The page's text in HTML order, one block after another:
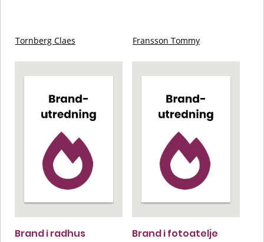
Tornberg Claes Fransson Tommy
Brand i radhus Brand i fotoatelje